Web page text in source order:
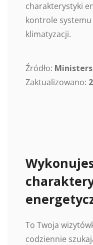
charakterystyki
kontrole
klimatyzacji.
Źródło:
Zaktualizowano:
To Twoja
codziennie